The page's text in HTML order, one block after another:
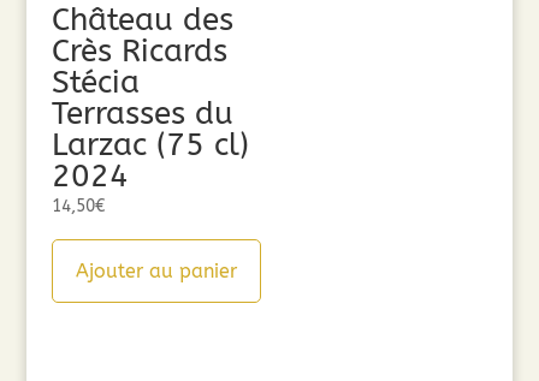
Château des
Crès Ricards
Stécia
Terrasses du
Larzac (75 cl)
2024
14,50€
Ajouter au panier